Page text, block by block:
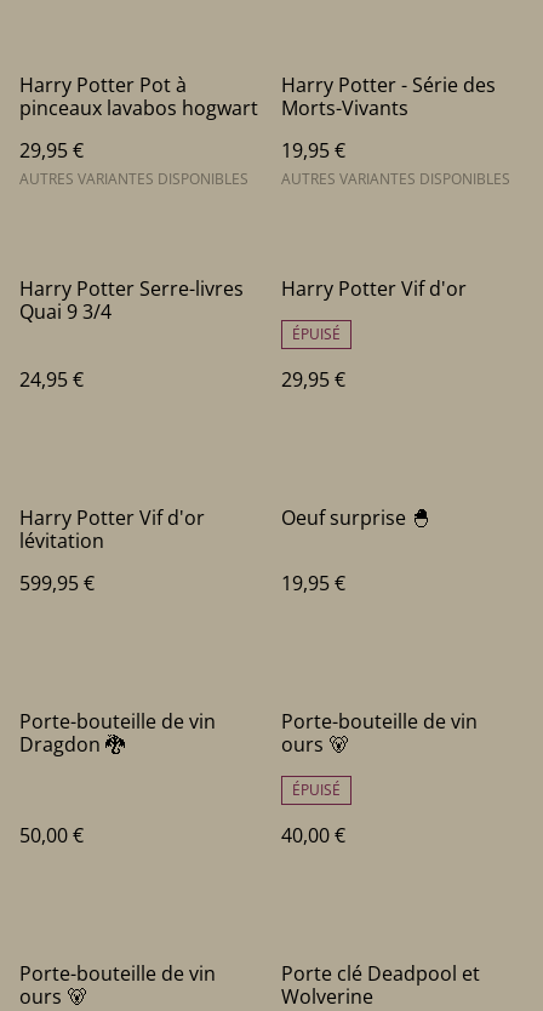
Harry Potter Pot à
pinceaux lavabos hogwart
29,95 €
AUTRES VARIANTES DISPONIBLES
Harry Potter - Série des
Morts-Vivants
19,95 €
AUTRES VARIANTES DISPONIBLES
Harry Potter Serre-livres
Quai 9 3/4
24,95 €
Harry Potter Vif d'or
ÉPUISÉ
29,95 €
Harry Potter Vif d'or
lévitation
599,95 €
Oeuf surprise 🐣
19,95 €
Porte-bouteille de vin
Dragdon 🐉
50,00 €
Porte-bouteille de vin
ours 🐻
ÉPUISÉ
40,00 €
Porte-bouteille de vin
ours 🐻
Porte clé Deadpool et
Wolverine